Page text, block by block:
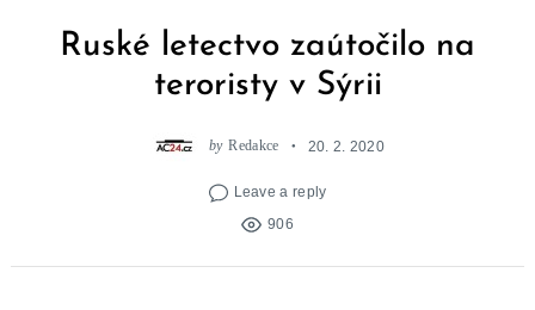
Ruské letectvo zaútočilo na
teroristy v Sýrii
by Redakce 20. 2. 2020
Leave a reply
906